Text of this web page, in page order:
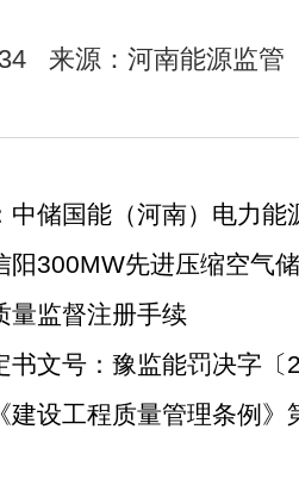
来源：河南能源监管
中储国能（河南）电力能
阳300MW先进压缩空气
量监督注册手续
书文号：豫监能罚决字
建设工程质量管理条例